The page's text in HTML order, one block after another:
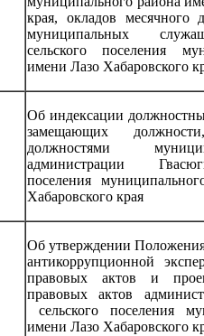
края, окладов месячного
муниципальных
сельского поселения
имени Лазо Хабаровского
Об индексации
замещающих
должностями
администрации
поселения
Хабаровского края
Об утверждении
антикоррупционной
правовых актов и
правовых актов
сельского поселения
имени Лазо Хабаровского